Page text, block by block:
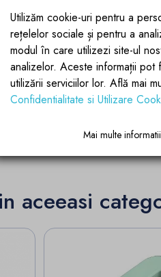
aceeasi
Utilizăm cookie-uri pentru a
rețelelor sociale și pentru a
modul în care utilizezi site-ul
analizelor. Aceste informații
utilizării serviciilor lor. Află mai
Confidentialitate si Utilizare
Mai multe informatii